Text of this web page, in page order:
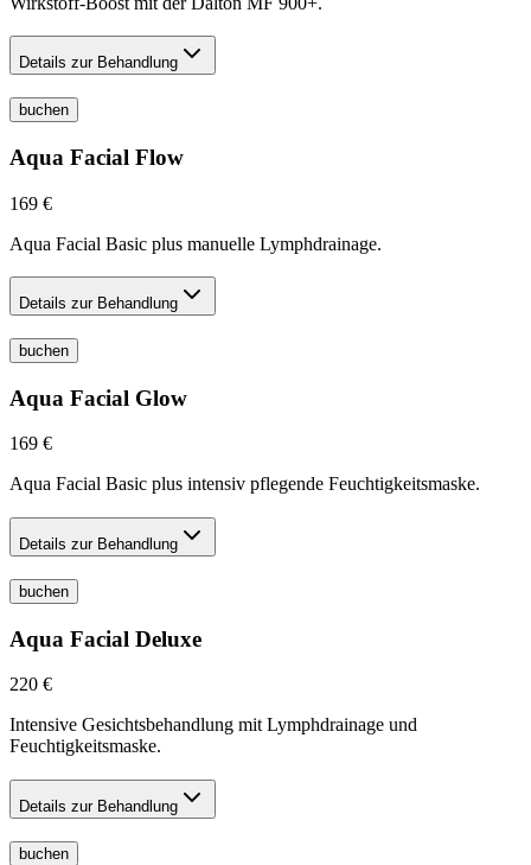
Details zur Behandlung
buchen
Aqua Facial Flow
169 €
Aqua Facial Basic plus manuelle Lymphdrainage.
Details zur Behandlung
buchen
Aqua Facial Glow
169 €
Aqua Facial Basic plus intensiv pflegende Feuchtigkeitsmaske.
Details zur Behandlung
buchen
Aqua Facial Deluxe
220 €
Intensive Gesichtsbehandlung mit Lymphdrainage und
Feuchtigkeitsmaske.
Details zur Behandlung
buchen